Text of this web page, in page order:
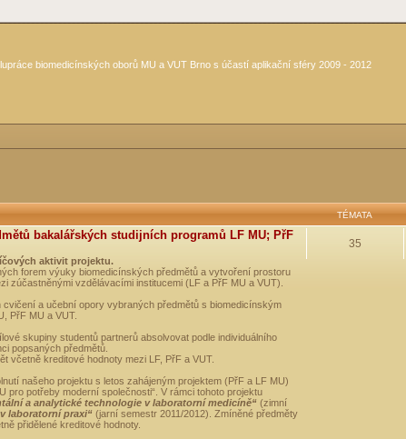
biomedicínských oborů MU a VUT Brno s účastí aplikační sféry 2009 - 2012
TÉMATA
bakalářských studijních programů LF MU; PřF
aktivit projektu.
forem výuky biomedicínských předmětů a vytvoření prostoru
zúčastněnými vzdělávacími institucemi (LF a PřF MU a VUT).
a učební opory vybraných předmětů s biomedicínským
PřF MU a VUT.
skupiny studentů partnerů absolvovat podle individuálního
popsaných předmětů.
včetně kreditové hodnoty mezi LF, PřF a VUT.
našeho projektu s letos zahájeným projektem (PřF a LF MU)
pro potřeby moderní společnosti“. V rámci tohoto projektu
a analytické technologie v laboratorní medicíně“ (zimní
laboratorní praxi“ (jarní semestr 2011/2012). Zmíněné předměty
přidělené kreditové hodnoty.
35